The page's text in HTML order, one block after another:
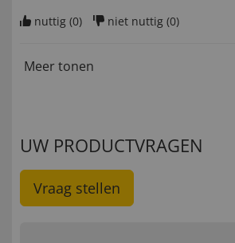
nuttig (0) niet nuttig (0)
Meer tonen
UW PRODUCTVRAGEN
Vraag stellen